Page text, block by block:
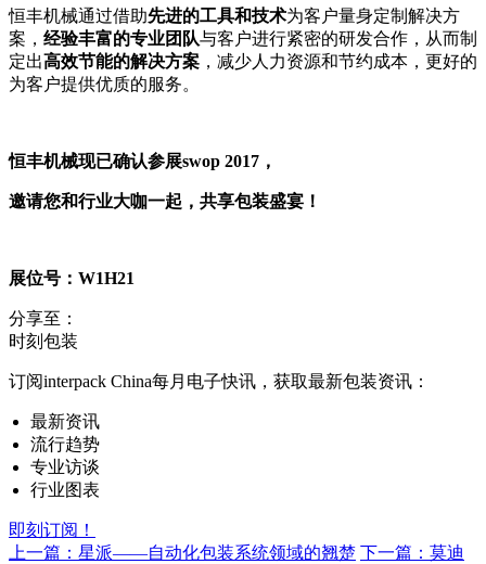
恒丰机械通过借助先进的工具和技术为客户量身定制解决方
案， 经验丰富的专业团队与客户进行紧密的研发合作，从而制
定出高效节能的解决方案 ，减少人力资源和节约成本，更好的
为客户提供优质的服务。
恒丰机械现已确认参展swop 2017，
邀请您和行业大咖一起，共享包装盛宴！
展位号：W1H21
分享至：
时刻包装
订阅interpack China每月电子快讯，获取最新包装资讯：
最新资讯
流行趋势
专业访谈
行业图表
即刻订阅！
上一篇：星派——自动化包装系统领域的翘楚 下一篇：莫迪